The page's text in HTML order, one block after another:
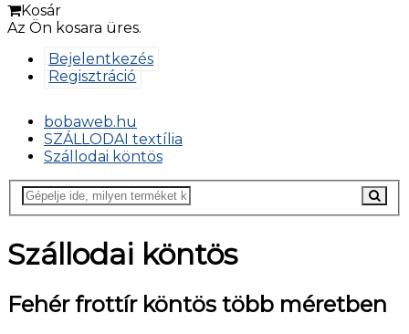
Kosár
Az Ön kosara üres.
Bejelentkezés
Regisztráció
bobaweb.hu
SZÁLLODAI textília
Szállodai köntös
Szállodai köntös
Fehér frottír köntös több méretben